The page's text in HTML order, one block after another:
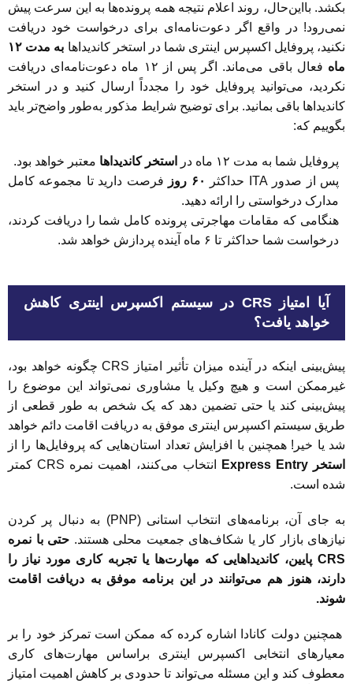
بکشد. بااین‌حال، روند اعلام نتیجه همه پرونده‌ها به این سرعت پیش
نمی‌رود! در واقع اگر دعوت‌نامه‌ای برای درخواست خود دریافت
نکنید، پروفایل اکسپرس اینتری شما در استخر کاندیداها
به مدت ۱۲
ماه
فعال باقی می‌ماند. اگر پس از ۱۲ ماه دعوت‌نامه‌ای دریافت
نکردید، می‌توانید پروفایل خود را مجدداً ارسال کنید و در استخر
کاندیداها باقی بمانید. برای توضیح شرایط مذکور به‌طور واضح‌تر باید
بگوییم که:
پروفایل شما به مدت ۱۲ ماه در استخر کاندیداها معتبر خواهد بود.
پس از صدور ITA حداکثر
فرصت دارید تا مجموعه کامل
مدارک درخواستی را ارائه دهید.
هنگامی که مقامات مهاجرتی پرونده کامل شما را دریافت کردند،
درخواست شما حداکثر تا ۶ ماه آینده پردازش خواهد شد.
آیا امتیاز CRS در سیستم اکسپرس اینتری کاهش
خواهد یافت؟
پیش‌بینی اینکه در آینده میزان تأثیر امتیاز CRS چگونه خواهد بود،
غیرممکن است و هیچ وکیل یا مشاوری نمی‌تواند این موضوع را
پیش‌بینی کند یا حتی تضمین دهد که یک شخص به طور قطعی از
طریق سیستم اکسپرس اینتری موفق به دریافت اقامت دائم خواهد
شد یا خیر! همچنین با افزایش تعداد استان‌هایی که پروفایل‌ها را از
استخر Express Entry
انتخاب می‌کنند، اهمیت نمره CRS کمتر
شده است.
به جای آن، برنامه‌های انتخاب استانی (PNP) به دنبال پر کردن
نیازهای بازار کار یا شکاف‌های جمعیت محلی هستند. حتی با نمره
CRS پایین، کاندیداهایی که مهارت‌ها یا تجربه کاری مورد نیاز را
دارند، هنوز هم می‌توانند در این برنامه موفق به دریافت اقامت
شوند.
همچنین دولت کانادا اشاره کرده که ممکن است تمرکز خود را بر
معیارهای انتخابی اکسپرس اینتری براساس مهارت‌های کاری
معطوف کند و این مسئله می‌تواند تا حدودی بر کاهش اهمیت امتیاز